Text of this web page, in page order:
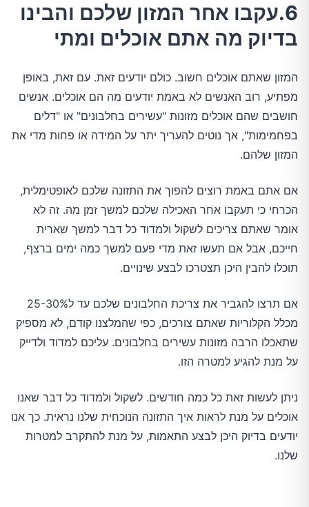
6.עקבו אחר המזון שלכם והבינו
בדיוק מה אתם אוכלים ומתי
המזון שאתם אוכלים חשוב. כולם יודעים זאת. עם זאת, באופן
מפתיע, רוב האנשים לא באמת יודעים מה הם אוכלים. אנשים
חושבים שהם אוכלים מזונות "עשירים בחלבונים" או "דלים
בפחמימות", אך נוטים להעריך יתר על המידה או פחות מדי את
המזון שלהם.
אם אתם באמת רוצים להפוך את התזונה שלכם לאופטימלית,
הכרחי כי תעקבו אחר האכילה שלכם למשך זמן מה. זה לא
אומר שאתם צריכים לשקול ולמדוד כל דבר למשך שארית
חייכם, אבל אם תעשו זאת מדי פעם למשך כמה ימים ברצף,
תוכלו להבין היכן תצטרכו לבצע שינויים.
אם תרצו להגביר את צריכת החלבונים שלכם עד ל25-30%
מכלל הקלוריות שאתם צורכים, כפי שהמלצנו קודם, לא מספיק
שתאכלו הרבה מזונות עשירים בחלבונים. עליכם למדוד ולדייק
על מנת להגיע למטרה הזו.
ניתן לעשות זאת כל כמה חודשים. לשקול ולמדוד כל דבר שאנו
אוכלים על מנת לראות איך התזונה הנוכחית שלנו נראית. כך אנו
יודעים בדיוק היכן לבצע התאמות, על מנת להתקרב למטרות
שלנו.